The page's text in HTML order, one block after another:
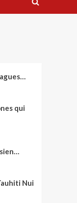
qui
Nui